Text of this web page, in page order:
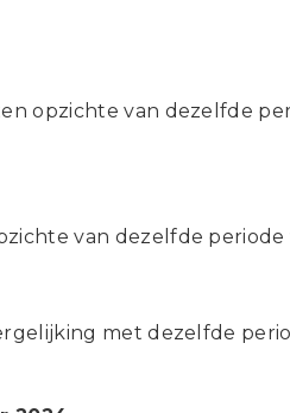
opzichte van dezelfde
van dezelfde periode
met dezelfde